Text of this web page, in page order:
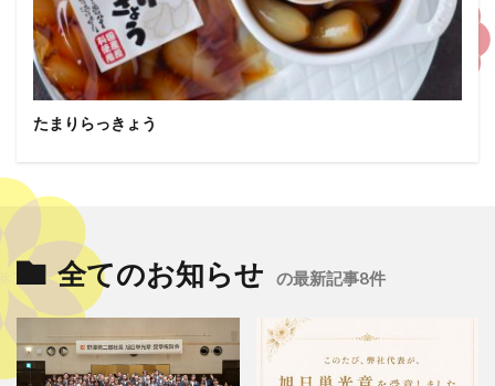
たまりらっきょう
全てのお知らせ の最新記事8件